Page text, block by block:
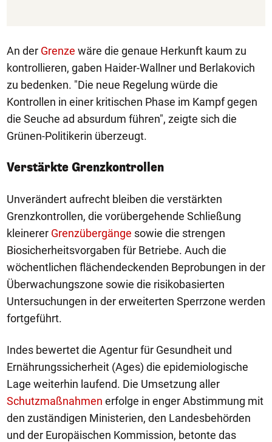
An der Grenze wäre die genaue Herkunft kaum zu
kontrollieren, gaben Haider-Wallner und Berlakovich
zu bedenken. "Die neue Regelung würde die
Kontrollen in einer kritischen Phase im Kampf gegen
die Seuche ad absurdum führen", zeigte sich die
Grünen-Politikerin überzeugt.
Verstärkte Grenzkontrollen
Unverändert aufrecht bleiben die verstärkten
Grenzkontrollen, die vorübergehende Schließung
kleinerer Grenzübergänge sowie die strengen
Biosicherheitsvorgaben für Betriebe. Auch die
wöchentlichen flächendeckenden Beprobungen in der
Überwachungszone sowie die risikobasierten
Untersuchungen in der erweiterten Sperrzone werden
fortgeführt.
Indes bewertet die Agentur für Gesundheit und
Ernährungssicherheit (Ages) die epidemiologische
Lage weiterhin laufend. Die Umsetzung aller
Schutzmaßnahmen erfolge in enger Abstimmung mit
den zuständigen Ministerien, den Landesbehörden
und der Europäischen Kommission, betonte das